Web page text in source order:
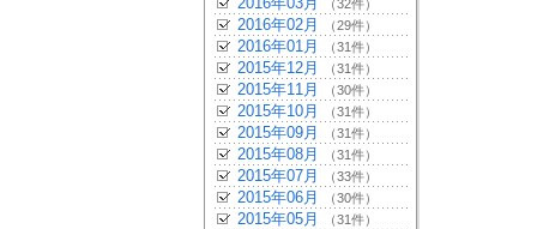
（32件）
2016年02月 （29件）
2016年01月 （31件）
2015年12月 （31件）
2015年11月 （30件）
2015年10月 （31件）
2015年09月 （31件）
2015年08月 （31件）
2015年07月 （33件）
2015年06月 （30件）
2015年05月 （31件）